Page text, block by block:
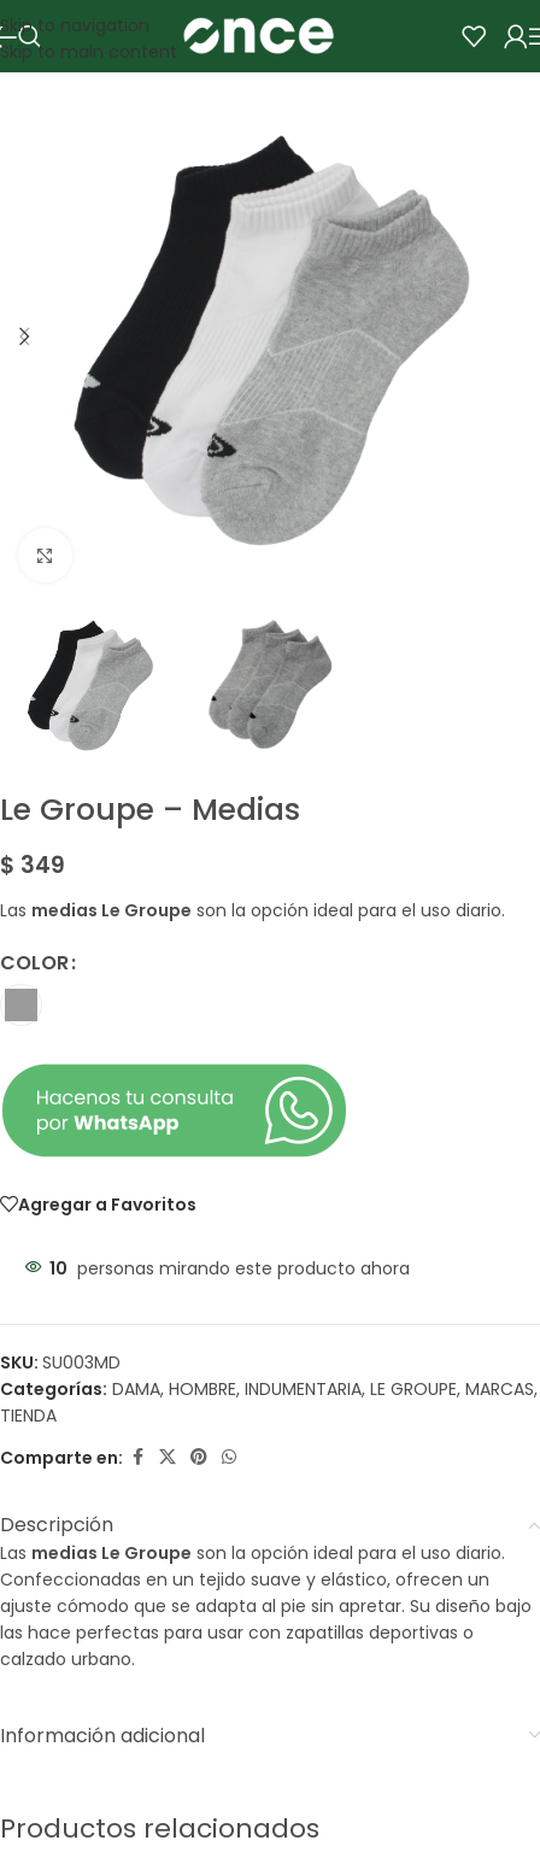
Skip to navigation
Skip to main content
Le Groupe – Medias
$ 349
Las medias Le Groupe son la opción ideal para el uso diario.
COLOR
Agregar a Favoritos
10 personas mirando este producto ahora
SKU: SU003MD
Categorías: DAMA, HOMBRE, INDUMENTARIA, LE GROUPE, MARCAS,
TIENDA
Comparte en:
Descripción
Las medias Le Groupe son la opción ideal para el uso diario.
Confeccionadas en un tejido suave y elástico, ofrecen un
ajuste cómodo que se adapta al pie sin apretar. Su diseño bajo
las hace perfectas para usar con zapatillas deportivas o
calzado urbano.
Información adicional
Productos relacionados